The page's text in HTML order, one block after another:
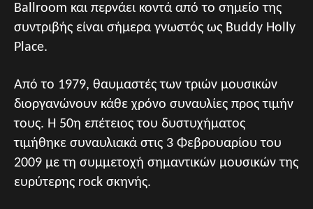
Ballroom και περνάει κοντά από το σημείο της
συντριβής είναι σήμερα γνωστός ως Buddy Holly
Place.
Από το 1979, θαυμαστές των τριών μουσικών
διοργανώνουν κάθε χρόνο συναυλίες προς τιμήν
τους. Η 50η επέτειος του δυστυχήματος
τιμήθηκε συναυλιακά στις 3 Φεβρουαρίου του
2009 με τη συμμετοχή σημαντικών μουσικών της
ευρύτερης rock σκηνής.